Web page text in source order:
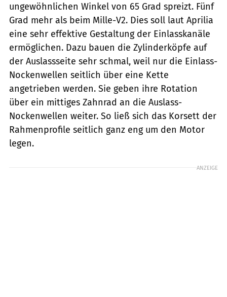
ungewöhnlichen Winkel von 65 Grad spreizt. Fünf
Grad mehr als beim Mille-V2. Dies soll laut Aprilia
eine sehr effektive Gestaltung der Einlasskanäle
ermöglichen. Dazu bauen die Zylinderköpfe auf
der Auslassseite sehr schmal, weil nur die Einlass-
Nockenwellen seitlich über eine Kette
angetrieben werden. Sie geben ihre Rotation
über ein mittiges Zahnrad an die Auslass-
Nockenwellen weiter. So ließ sich das Korsett der
Rahmenprofile seitlich ganz eng um den Motor
legen.
ANZEIGE